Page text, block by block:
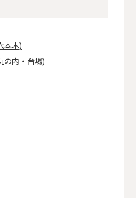
本木)
の内・台場)